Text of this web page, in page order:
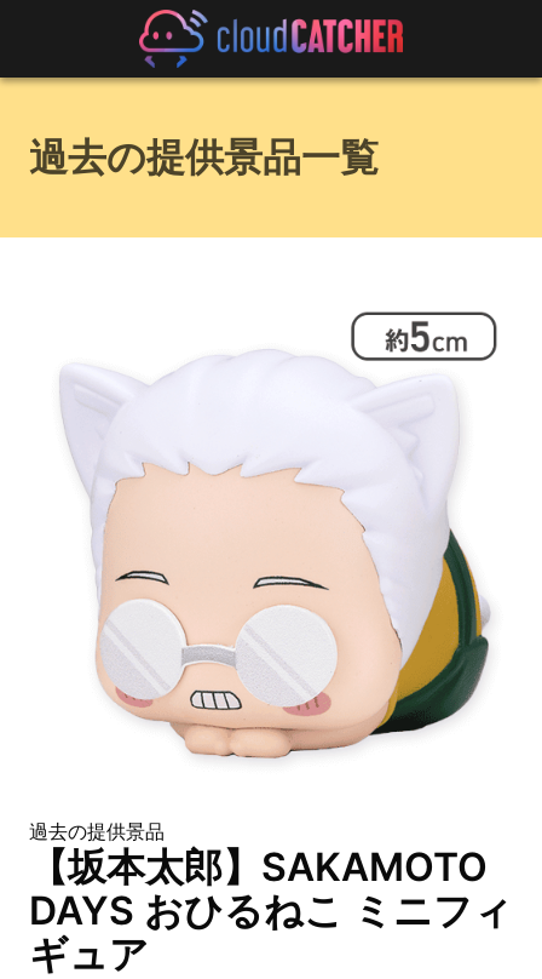
過去の提供景品一覧
過去の提供景品
【坂本太郎】SAKAMOTO
DAYS おひるねこ ミニフィ
ギュア